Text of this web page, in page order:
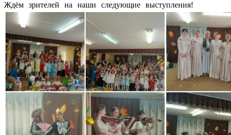
Ждём зрителей на наши следующие выступления!